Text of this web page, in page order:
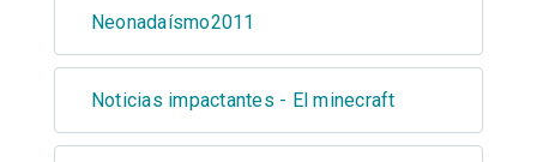
Neonadaísmo2011
Noticias impactantes - El minecraft